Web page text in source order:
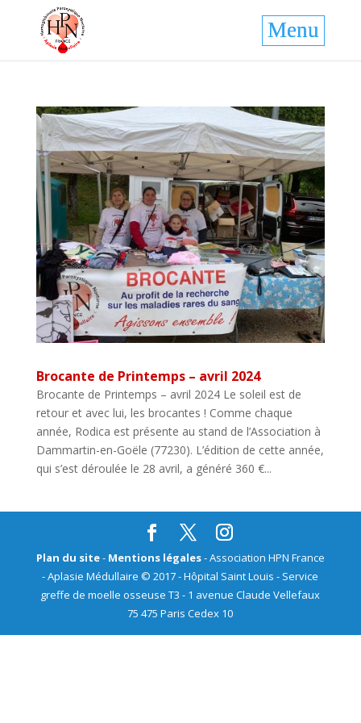
Brocante de Printemps – avril 2024
Brocante de Printemps – avril 2024 Le soleil est de
retour et avec lui, les brocantes ! Comme chaque
année, Rodica est présente au stand de l’Association à
Dammartin-en-Goële (77230). L’édition de cette année,
qui s’est déroulée le 28 avril, a généré 360 €...
Plan du site- Mentions légales- Association HPN France
- Aplasie Médullaire © 2017 - Hôpital Saint Louis - Service
greffe de moelle osseuse T3 - 1 avenue Claude Vellefaux
75 475 Paris Cedex 10